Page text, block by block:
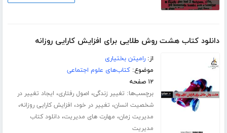
دانلود کتاب هشت روش طلایی برای افزایش کارایی روزانه
از:رامیتن بختیاری
موضوع:کتاب‌های علوم اجتماعی
۱۲ صفحه
برچسب‌ها: تغییر زندگی، اصول رفتاری، ایجاد تغییر در
شخصیت انسان، تغییر در خود، افزایش کارایی روزانه،
مدیریت زمان، مهارت های مدیریت،دانلود کتاب
مدیریت